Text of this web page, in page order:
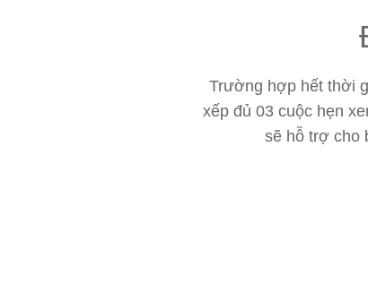
Trường hợp hết thời
xếp đủ 03 cuộc hẹn
sẽ hỗ trợ cho